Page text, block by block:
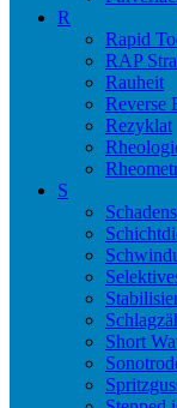
R
Rapid
RAP
Rauheit
Reverse
Rezyklat
S
Short